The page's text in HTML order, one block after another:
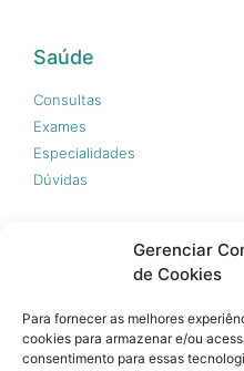
Gerenciar
de Cookies
Para fornecer as melhores
cookies para armazenar e/ou
consentimento para essas
Saúde
Consultas
Exames
Especialidades
Dúvidas